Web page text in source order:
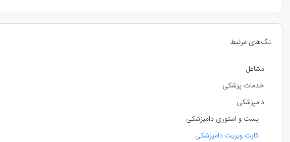
تگ‌های مرتبط
مشاغل
خدمات پزشکی
دامپزشکی
پست و استوری دامپزشکی
کارت ویزیت دامپزشکی